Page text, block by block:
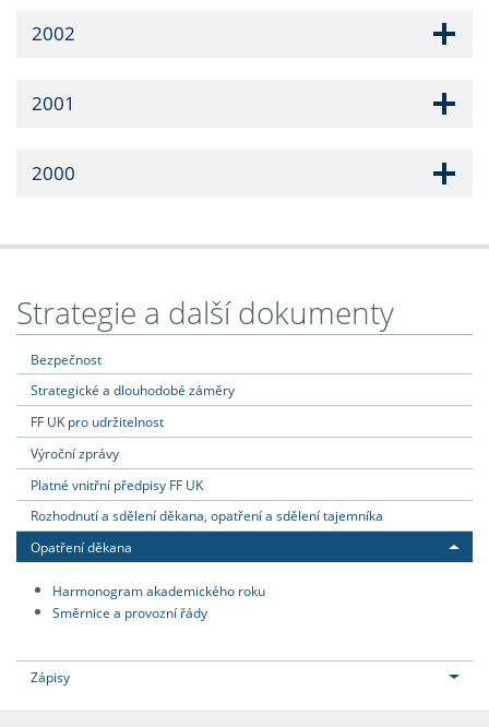
2002
2001
2000
Strategie a další dokumenty
Bezpečnost
Strategické a dlouhodobé záměry
FF UK pro udržitelnost
Výroční zprávy
Platné vnitřní předpisy FF UK
Rozhodnutí a sdělení děkana, opatření a sdělení tajemníka
Opatření děkana
Harmonogram akademického roku
Směrnice a provozní řády
Zápisy